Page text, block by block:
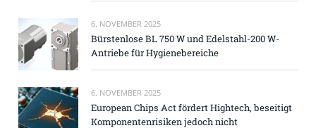
6. NOVEMBER 2025
Bürstenlose BL 750 W und Edelstahl-200 W-
Antriebe für Hygienebereiche
6. NOVEMBER 2025
European Chips Act fördert Hightech, beseitigt
Komponentenrisiken jedoch nicht